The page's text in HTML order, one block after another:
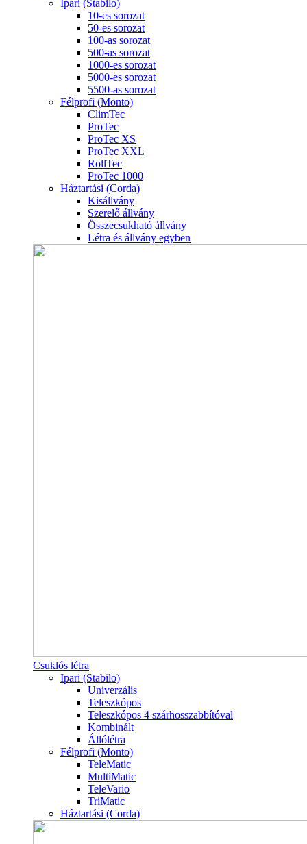
Ipari (Stabilo)
10-es sorozat
50-es sorozat
100-as sorozat
500-as sorozat
1000-es sorozat
5000-es sorozat
5500-as sorozat
Félprofi (Monto)
ClimTec
ProTec
ProTec XS
ProTec XXL
RollTec
ProTec 1000
Háztartási (Corda)
Kisállvány
Szerelő állvány
Összecsukható állvány
Létra és állvány egyben
Csuklós létra
Ipari (Stabilo)
Univerzális
Teleszkópos
Teleszkópos 4 szárhosszabbítóval
Kombinált
Állólétra
Félprofi (Monto)
TeleMatic
MultiMatic
TeleVario
TriMatic
Háztartási (Corda)